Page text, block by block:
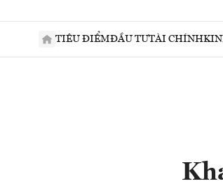
TIÊU ĐIỂMĐẦU TƯTÀI CHÍNH